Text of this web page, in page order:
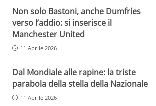
Non solo Bastoni, anche Dumfries
verso l’addio: si inserisce il
Manchester United
11 Aprile 2026
Dal Mondiale alle rapine: la triste
parabola della stella della Nazionale
11 Aprile 2026